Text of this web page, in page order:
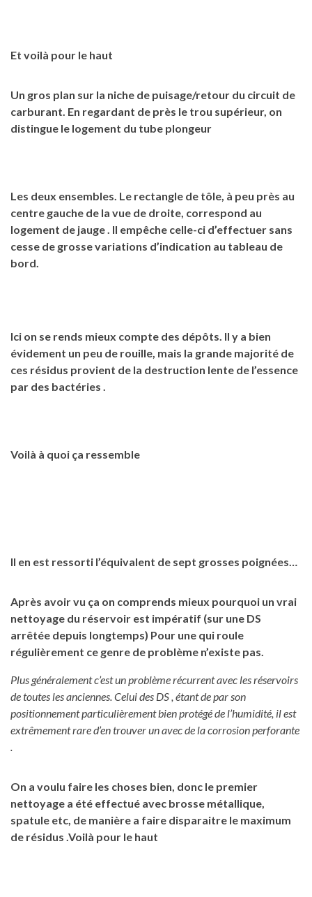
Et voilà pour le haut
Un gros plan sur la niche de puisage/retour du circuit de
carburant. En regardant de près le trou supérieur, on
distingue le logement du tube plongeur
Les deux ensembles. Le rectangle de tôle, à peu près au
centre gauche de la vue de droite, correspond au
logement de jauge . Il empêche celle-ci d’effectuer sans
cesse de grosse variations d’indication au tableau de
bord.
Ici on se rends mieux compte des dépôts. Il y a bien
évidement un peu de rouille, mais la grande majorité de
ces résidus provient de la destruction lente de l’essence
par des bactéries .
Voilà à quoi ça ressemble
Il en est ressorti l’équivalent de sept grosses poignées…
Après avoir vu ça on comprends mieux pourquoi un vrai
nettoyage du réservoir est impératif (sur une DS
arrêtée depuis longtemps) Pour une qui roule
régulièrement ce genre de problème n’existe pas.
Plus généralement c’est un problème récurrent avec les réservoirs
de toutes les anciennes. Celui des DS, étant de par son
positionnement particulièrement bien protégé de l’humidité, il est
extrêmement rare d’en trouver un avec de la corrosion perforante
.
On a voulu faire les choses bien, donc le premier
nettoyage a été effectué avec brosse métallique,
spatule etc, de manière a faire disparaitre le maximum
de résidus .Voilà pour le haut